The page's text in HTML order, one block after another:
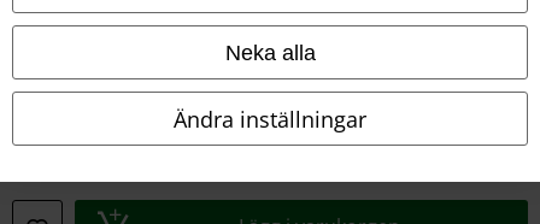
Neka alla
Ändra inställningar
Om oss
Avfallshantering och miljöskydd
Försäkran om överensstämmelse